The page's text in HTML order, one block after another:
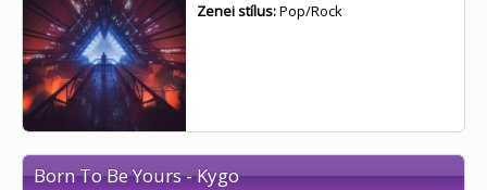
Zenei stílus:Pop/Rock
Born To Be Yours - Kygo